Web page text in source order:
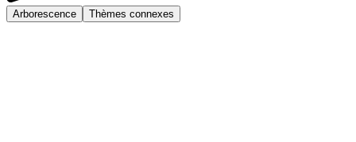
Arborescence Thèmes connexes